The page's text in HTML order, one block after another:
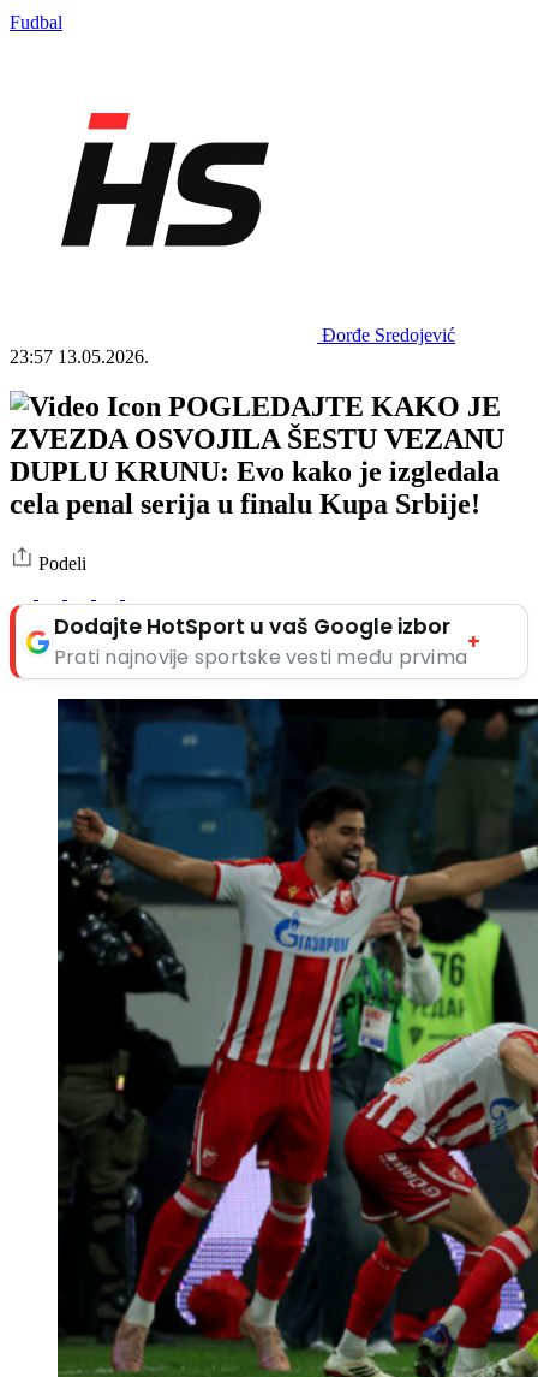
Fudbal
Đorđe Sredojević
23:57 13.05.2026.
POGLEDAJTE KAKO JE
ZVEZDA OSVOJILA ŠESTU VEZANU
DUPLU KRUNU: Evo kako je izgledala
cela penal serija u finalu Kupa Srbije!
Podeli
Dodajte HotSport u vaš Google izbor
Prati najnovije sportske vesti među prvima
+